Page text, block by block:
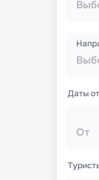
Даты
От